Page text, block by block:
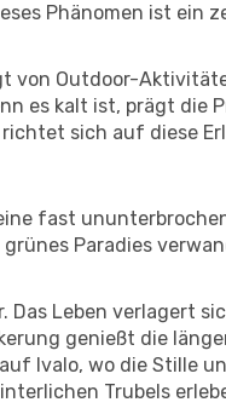
Phänomen ist ein
von Outdoor-
es kalt ist, prägt die
sich auf diese
fast
Paradies
Leben verlagert
genießt die
Ivalo, wo die Stille
Trubels